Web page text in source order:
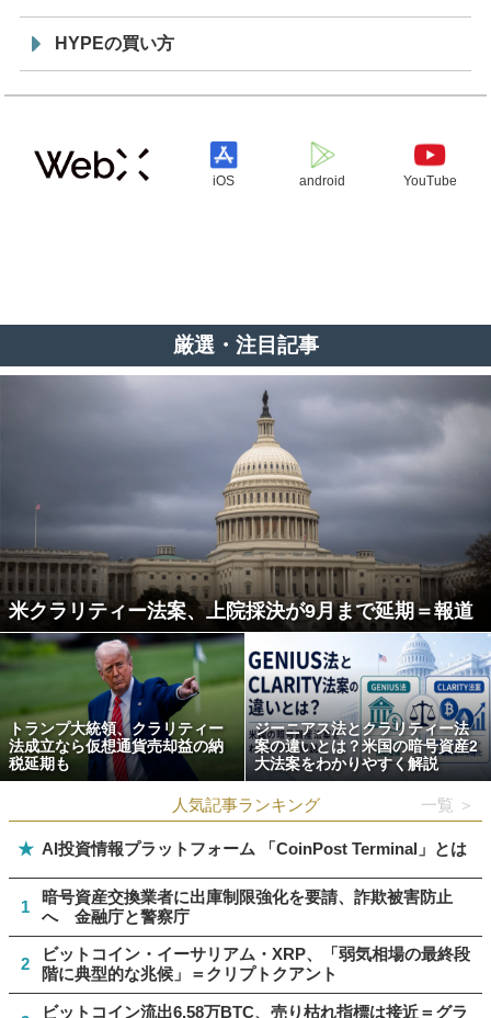
HYPEの買い方
iOS android YouTube
厳選・注目記事
米クラリティー法案、上院採決が9月まで延期＝報道
トランプ大統領、クラリティー
法成立なら仮想通貨売却益の納
税延期も
ジーニアス法とクラリティー法
案の違いとは？米国の暗号資産2
大法案をわかりやすく解説
人気記事ランキング 一覧 ＞
★ AI投資情報プラットフォーム 「CoinPost Terminal」とは
1
暗号資産交換業者に出庫制限強化を要請、詐欺被害防止
へ 金融庁と警察庁
2
ビットコイン・イーサリアム・XRP、「弱気相場の最終段
階に典型的な兆候」＝クリプトクアント
ビットコイン流出6.58万BTC、売り枯れ指標は接近＝グラ